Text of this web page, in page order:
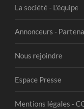
La société - L'équipe
Annonceurs -
Nous rejoindre
Espace Presse
Mentions légales -